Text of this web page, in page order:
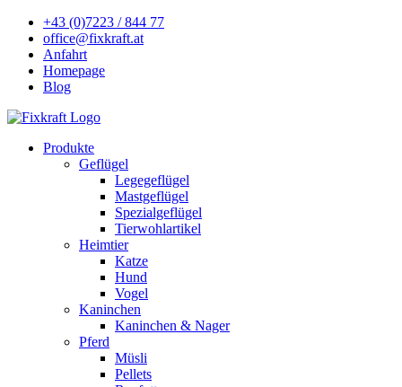
+43 (0)7223 / 844 77
office@fixkraft.at
Anfahrt
Homepage
Blog
Produkte
Geflügel
Legegeflügel
Mastgeflügel
Spezialgeflügel
Tierwohlartikel
Heimtier
Katze
Hund
Vogel
Kaninchen
Kaninchen & Nager
Pferd
Müsli
Pellets